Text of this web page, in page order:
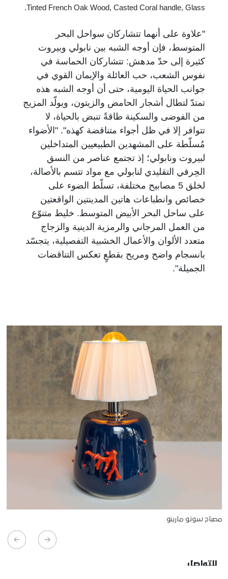
Tinted French Oak Wood, Casted Coral handle, Glass.
"علاوة على أنهما تتشاركان سواحل البحر
المتوسط، فإن أوجه الشبه بين نابولي وبيروت
كثيرة إلى حدّ مدهش: تتشاركان الحماسة في
نفوس الشعب، حب العائلة والإيمان القوي في
جوانب الحياة اليومية، حتى أن أوجه الشبه هذه
تمتدّ لتطال أشجار الحامض والزيتون، ويولّد المزيج
من الفوضى والسكينة طاقةً تنبض بالحياة، لا
تتوافر إلا في ظل أجواء متناقضة كهذه". "الأضواء
مُسلّطة على المشهدين الطبيعيين المتداخلين
لبيروت ونابولي؛ إذ تجتمع عناصر من النسق
الحِرفي التقليدي لنابولي مع مواد تتسم بالأصالة،
لخلق 5 مصابيح مختلفة، تسلّط الضوء على
خصائص وانطباعات هاتين المدينتين الواقعتين
على ساحل البحر الأبيض المتوسط. خليط متنوّع
من العمل المرجاني والرمزية الدينية والزجاج
متعدد الألوان والأعمال الخشبية التفصيلية، يتجسّد
بانسجام واضح ومريح بقطعٍ تعكس التناقضات
الجميلة".
مصباح سوتو مارينو
للتواصل